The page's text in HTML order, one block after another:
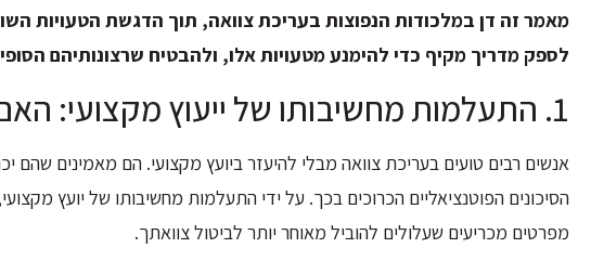
מאמר זה דן במלכודות הנפוצות בעריכת צוואה, תוך הדגשת הטעויות
לספק מדריך מקיף כדי להימנע מטעויות אלו, ולהבטיח שרצונותיהם
1. התעלמות מחשיבותו של ייעוץ מקצועי: האם אתה לוקח סיכון?
אנשים רבים טועים בעריכת צוואה מבלי להיעזר ביועץ מקצועי. הם מאמינים
הסיכונים הפוטנציאליים הכרוכים בכך. על ידי התעלמות מחשיבותו של יועץ
מפרטים מכריעים שעלולים להוביל מאוחר יותר לביטול צוואתך.